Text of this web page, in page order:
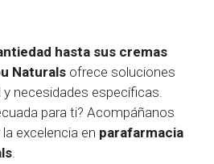
hasta sus cremas
Naturals ofrece soluciones
necesidades específicas.
para ti? Acompáñanos
excelencia en parafarmacia